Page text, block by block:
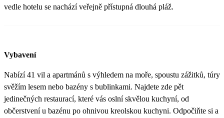
vedle hotelu se nachází veřejně přístupná dlouhá pláž.
Vybavení
Nabízí 41 vil a apartmánů s výhledem na moře, spoustu zážitků, túry
svěžím lesem nebo bazény s bublinkami. Najdete zde pět
jedinečných restaurací, které vás oslní skvělou kuchyní, od
občerstvení u bazénu po ohnivou kreolskou kuchyni. Odpočiňte si a